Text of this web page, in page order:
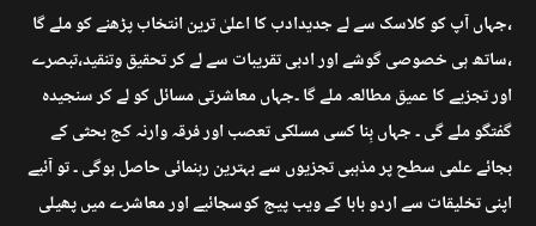
،جہاں آپ کو کلاسک سے لے جدیدادب کا اعلیٰ ترین انتخاب پڑھنے کو ملے گا
،ساتھ ہی خصوصی گوشے اور ادبی تقریبات سے لے کر تحقیق وتنقید،تبصرے
اور تجزیے کا عمیق مطالعہ ملے گا ۔جہاں معاشرتی مسائل کو لے کر سنجیدہ
گفتگو ملے گی ۔ جہاں بِنا کسی مسلکی تعصب اور فرقہ وارنہ کج بحثی کے
بجائے علمی سطح پر مذہبی تجزیوں سے بہترین رہنمائی حاصل ہوگی ۔ تو آئیے
اپنی تخلیقات سے اردو بابا کے ویب پیج کوسجائیے اور معاشرے میں پھیلی